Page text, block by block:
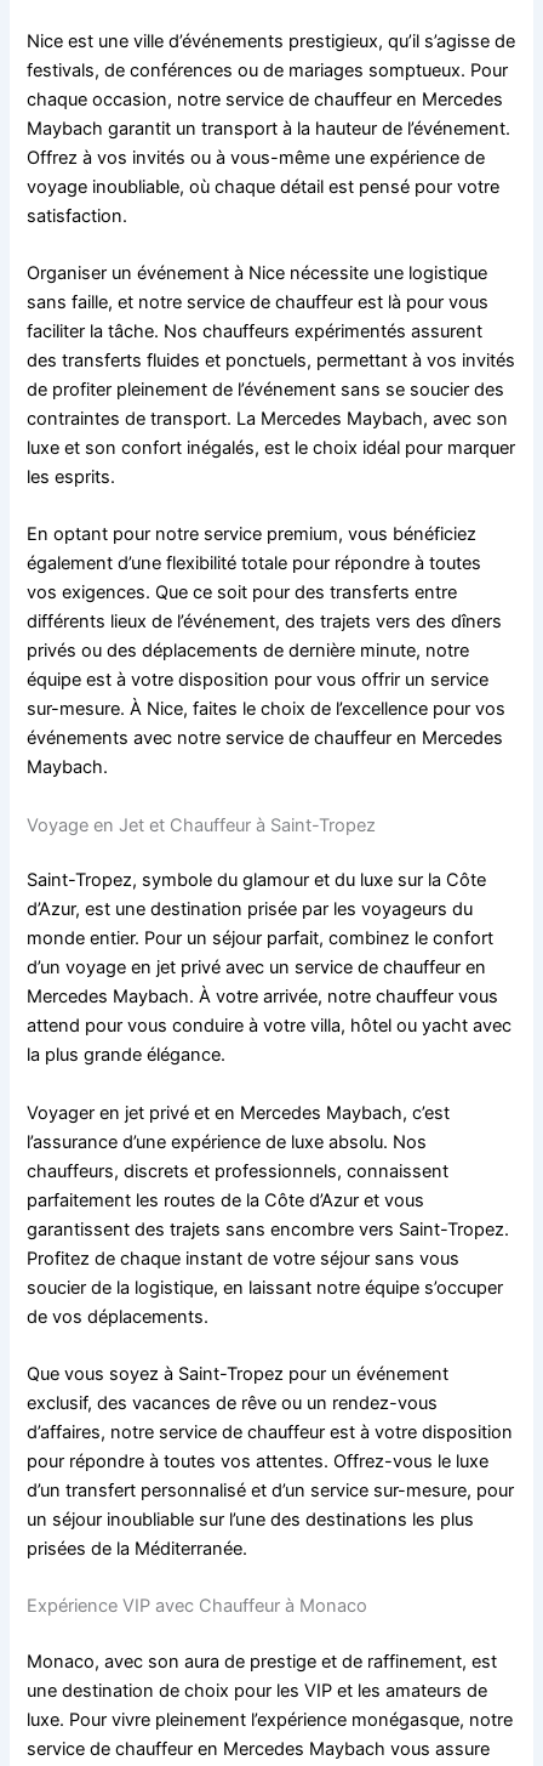
Nice est une ville d’événements prestigieux, qu’il s’agisse de
festivals, de conférences ou de mariages somptueux. Pour
chaque occasion, notre service de chauffeur en Mercedes
Maybach garantit un transport à la hauteur de l’événement.
Offrez à vos invités ou à vous-même une expérience de
voyage inoubliable, où chaque détail est pensé pour votre
satisfaction.
Organiser un événement à Nice nécessite une logistique
sans faille, et notre service de chauffeur est là pour vous
faciliter la tâche. Nos chauffeurs expérimentés assurent
des transferts fluides et ponctuels, permettant à vos invités
de profiter pleinement de l’événement sans se soucier des
contraintes de transport. La Mercedes Maybach, avec son
luxe et son confort inégalés, est le choix idéal pour marquer
les esprits.
En optant pour notre service premium, vous bénéficiez
également d’une flexibilité totale pour répondre à toutes
vos exigences. Que ce soit pour des transferts entre
différents lieux de l’événement, des trajets vers des dîners
privés ou des déplacements de dernière minute, notre
équipe est à votre disposition pour vous offrir un service
sur-mesure. À Nice, faites le choix de l’excellence pour vos
événements avec notre service de chauffeur en Mercedes
Maybach.
Voyage en Jet et Chauffeur à Saint-Tropez
Saint-Tropez, symbole du glamour et du luxe sur la Côte
d’Azur, est une destination prisée par les voyageurs du
monde entier. Pour un séjour parfait, combinez le confort
d’un voyage en jet privé avec un service de chauffeur en
Mercedes Maybach. À votre arrivée, notre chauffeur vous
attend pour vous conduire à votre villa, hôtel ou yacht avec
la plus grande élégance.
Voyager en jet privé et en Mercedes Maybach, c’est
l’assurance d’une expérience de luxe absolu. Nos
chauffeurs, discrets et professionnels, connaissent
parfaitement les routes de la Côte d’Azur et vous
garantissent des trajets sans encombre vers Saint-Tropez.
Profitez de chaque instant de votre séjour sans vous
soucier de la logistique, en laissant notre équipe s’occuper
de vos déplacements.
Que vous soyez à Saint-Tropez pour un événement
exclusif, des vacances de rêve ou un rendez-vous
d’affaires, notre service de chauffeur est à votre disposition
pour répondre à toutes vos attentes. Offrez-vous le luxe
d’un transfert personnalisé et d’un service sur-mesure, pour
un séjour inoubliable sur l’une des destinations les plus
prisées de la Méditerranée.
Expérience VIP avec Chauffeur à Monaco
Monaco, avec son aura de prestige et de raffinement, est
une destination de choix pour les VIP et les amateurs de
luxe. Pour vivre pleinement l’expérience monégasque, notre
service de chauffeur en Mercedes Maybach vous assure